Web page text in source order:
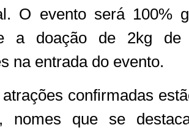
O evento será 100%
a doação de 2kg de
na entrada do evento.
confirmadas
nomes que se